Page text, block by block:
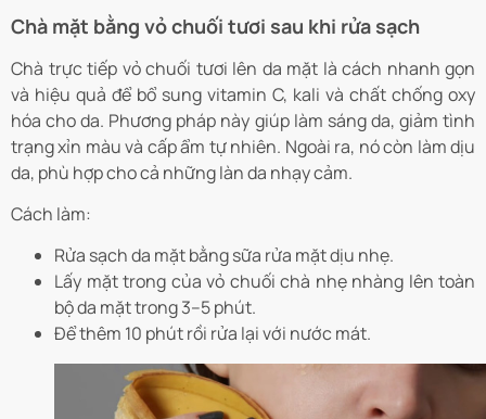
Chà mặt bằng vỏ chuối tươi sau khi rửa sạch
Chà trực tiếp vỏ chuối tươi lên da mặt là cách nhanh gọn
và hiệu quả để bổ sung vitamin C, kali và chất chống oxy
hóa cho da. Phương pháp này giúp làm sáng da, giảm tình
trạng xỉn màu và cấp ẩm tự nhiên. Ngoài ra, nó còn làm dịu
da, phù hợp cho cả những làn da nhạy cảm.
Cách làm:
Rửa sạch da mặt bằng sữa rửa mặt dịu nhẹ.
Lấy mặt trong của vỏ chuối chà nhẹ nhàng lên toàn
bộ da mặt trong 3–5 phút.
Để thêm 10 phút rồi rửa lại với nước mát.